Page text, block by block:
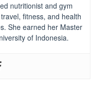
nutritionist and gym
fitness, and health
She earned her Master
of Indonesia.